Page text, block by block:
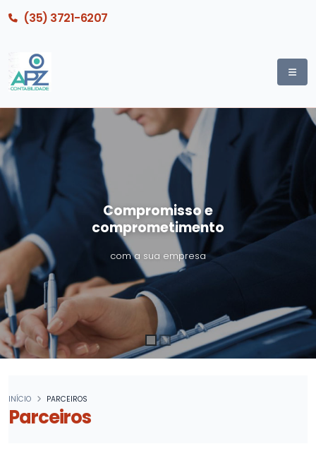
(35) 3721-6207
Compromisso e
comprometimento
com a sua empresa
Parceiros
INÍCIO PARCEIROS